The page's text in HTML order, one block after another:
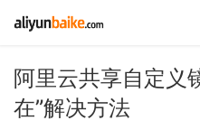
阿里云共享自定义
在”解决方法